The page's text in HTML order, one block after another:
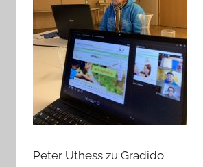
Peter Uthess zu Gradido